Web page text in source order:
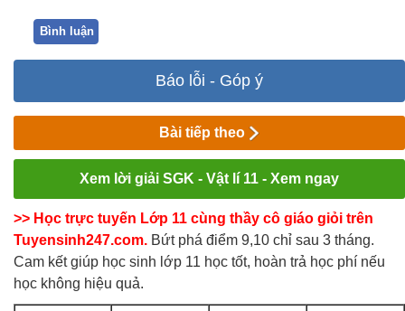
Bình luận
Báo lỗi - Góp ý
Bài tiếp theo
Xem lời giải SGK - Vật lí 11 - Xem ngay
>> Học trực tuyến Lớp 11 cùng thầy cô giáo giỏi trên
Tuyensinh247.com. Bứt phá điểm 9,10 chỉ sau 3 tháng.
Cam kết giúp học sinh lớp 11 học tốt, hoàn trả học phí nếu
học không hiệu quả.